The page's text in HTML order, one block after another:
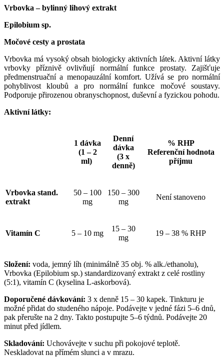
Vrbovka – bylinný lihový extrakt
Epilobium sp.
Močové cesty a prostata
Vrbovka má vysoký obsah biologicky aktivních látek. Aktivní látky
vrbovky příznivě ovlivňují normální funkce prostaty. Zajišťuje
předmenstruační a menopauzální komfort. Užívá se pro normální
pohyblivost kloubů a pro normální funkce močové soustavy.
Podporuje přirozenou obranyschopnost, duševní a fyzickou pohodu.
Aktivní látky:
1 dávka
(1 – 2
ml)
Denní
dávka
(3 x
denně)
% RHP
Referenční hodnota
příjmu
Vrbovka stand.
extrakt
50 – 100
mg
150 – 300
mg
Není stanoveno
Vitamín C 5 – 10 mg
15 – 30
mg
19 – 38 % RHP
Složení: voda, jemný líh (minimálně 35 obj. % alk./ethanolu),
Vrbovka (Epilobium sp.) standardizovaný extrakt z celé rostliny
(5:1), vitamín C (kyselina L-askorbová).
Doporučené dávkování: 3 x denně 15 – 30 kapek. Tinkturu je
možné přidat do studeného nápoje. Podávejte v jedné fázi 5–6 dnů,
pak přerušte na 2 dny. Takto postupujte 5–6 týdnů. Podávejte 20
minut před jídlem.
Skladování: Uchovávejte v suchu při pokojové teplotě.
Neskladovat na přímém slunci a v mrazu.